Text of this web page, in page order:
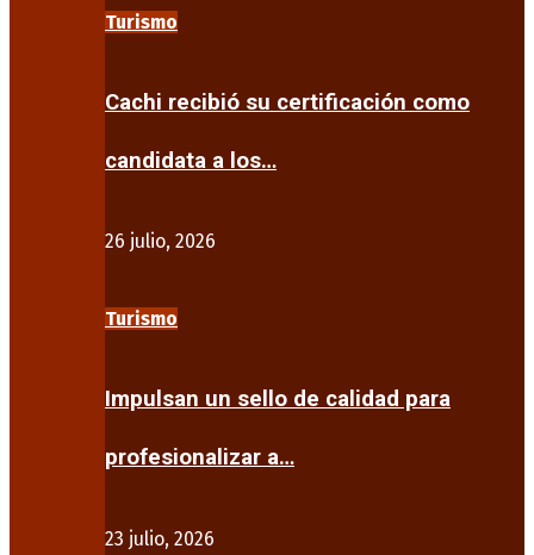
Turismo
Cachi recibió su certificación como
candidata a los…
26 julio, 2026
Turismo
Impulsan un sello de calidad para
profesionalizar a…
23 julio, 2026